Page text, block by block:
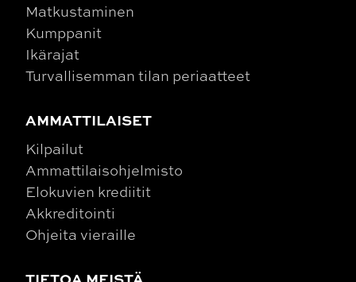
Matkustaminen
Kumppanit
Ikärajat
Turvallisemman tilan periaatteet
AMMATTILAISET
Kilpailut
Ammattilaisohjelmisto
Elokuvien krediitit
Akkreditointi
Ohjeita vieraille